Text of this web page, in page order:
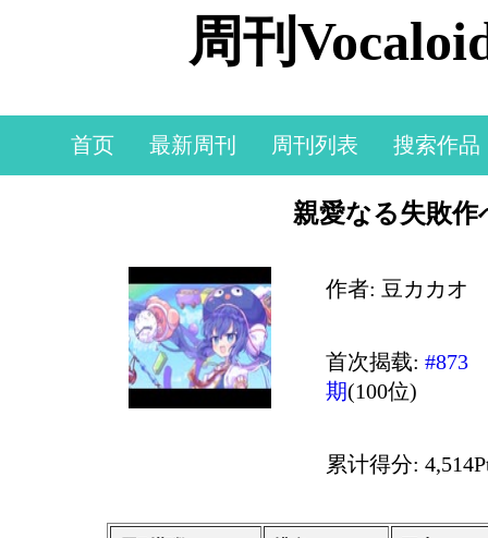
周刊
首页 最新周刊 周刊列表 搜索作品
親愛なる失敗作
作者: 豆カカオ
首次揭载:#873
期(100位)
累计得分: